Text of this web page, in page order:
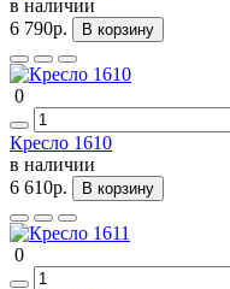
в наличии
6 790р.
В корзину
0
Кресло 1610
в наличии
6 610р.
В корзину
0